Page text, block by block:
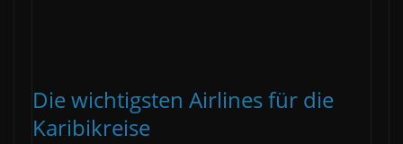
Die wichtigsten Airlines für die
Karibikreise